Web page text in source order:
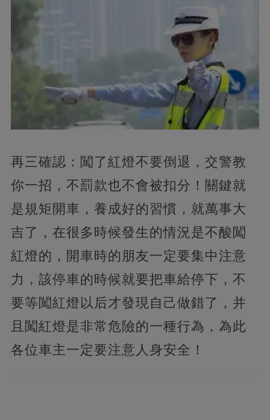
再三確認：闖了紅燈不要倒退，交警教
你一招，不罰款也不會被扣分！關鍵就
是規矩開車，養成好的習慣，就萬事大
吉了，在很多時候發生的情況是不酸闖
紅燈的，開車時的朋友一定要集中注意
力，該停車的時候就要把車給停下，不
要等闖紅燈以后才發現自己做錯了，并
且闖紅燈是非常危險的一種行為，為此
各位車主一定要注意人身安全！